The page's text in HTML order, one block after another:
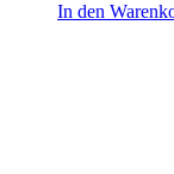
In den